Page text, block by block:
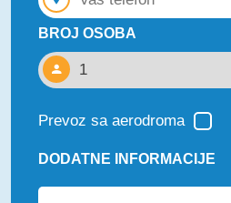
BROJ OSOBA
Prevoz sa aerodroma
DODATNE INFORMACIJE